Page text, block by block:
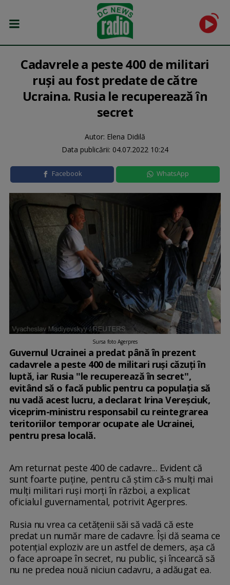
Cadavrele a peste 400 de militari
ruși au fost predate de către
Ucraina. Rusia le recuperează în
secret
Autor: Elena Didilă
Data publicării: 04.07.2022 10:24
Facebook WhatsApp
Sursa foto Agerpres
Guvernul Ucrainei a predat până în prezent
cadavrele a peste 400 de militari ruşi căzuţi în
luptă, iar Rusia ''le recuperează în secret'',
evitând să o facă public pentru ca populaţia să
nu vadă acest lucru, a declarat Irina Vereşciuk,
viceprim-ministru responsabil cu reintegrarea
teritoriilor temporar ocupate ale Ucrainei,
pentru presa locală.
Am returnat peste 400 de cadavre... Evident că
sunt foarte puţine, pentru că ştim că-s mulţi mai
mulţi militari ruşi morţi în război, a explicat
oficialul guvernamental, potrivit Agerpres.
Rusia nu vrea ca cetăţenii săi să vadă că este
predat un număr mare de cadavre. Îşi dă seama ce
potenţial exploziv are un astfel de demers, aşa că
o face aproape în secret, nu public, şi încearcă să
nu ne predea nouă niciun cadavru, a adăugat ea.